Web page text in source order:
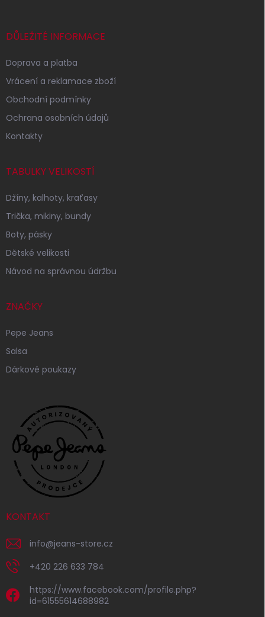
DŮLEŽITÉ INFORMACE
Doprava a platba
Vrácení a reklamace zboží
Obchodní podmínky
Ochrana osobních údajů
Kontakty
TABULKY VELIKOSTÍ
Džíny, kalhoty, kraťasy
Trička, mikiny, bundy
Boty, pásky
Dětské velikosti
Návod na správnou údržbu
ZNAČKY
Pepe Jeans
Salsa
Dárkové poukazy
KONTAKT
info@jeans-store.cz
+420 226 633 784
https://www.facebook.com/profile.php?
id=61555614688982